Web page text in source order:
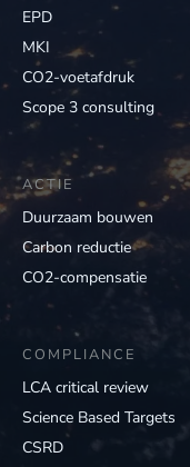
EPD
MKI
CO2-voetafdruk
Scope 3 consulting
ACTIE
Duurzaam bouwen
Carbon reductie
CO2-compensatie
COMPLIANCE
LCA critical review
Science Based Targets
CSRD